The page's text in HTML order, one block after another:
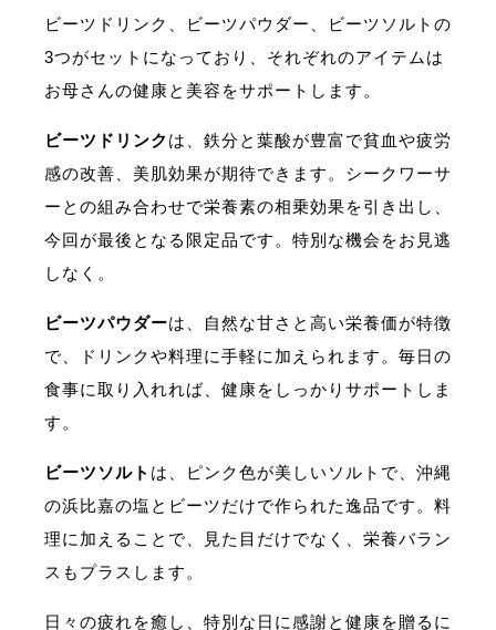
ビーツドリンク、ビーツパウダー、ビーツソルトの
3つがセットになっており、それぞれのアイテムは
お母さんの健康と美容をサポートします。
ビーツドリンク は、鉄分と葉酸が豊富で貧血や疲労
感の改善、美肌効果が期待できます。シークワーサ
ーとの組み合わせで栄養素の相乗効果を引き出し、
今回が最後となる限定品です。特別な機会をお見逃
しなく。
ビーツパウダーは、自然な甘さと高い栄養価が特徴
で、ドリンクや料理に手軽に加えられます。毎日の
食事に取り入れれば、健康をしっかりサポートしま
す。
ビーツソルト は、ピンク色が美しいソルトで、沖縄
の浜比嘉の塩とビーツだけで作られた逸品です。料
理に加えることで、見た目だけでなく、栄養バラン
スもプラスします。
日々の疲れを癒し、特別な日に感謝と健康を贈るに